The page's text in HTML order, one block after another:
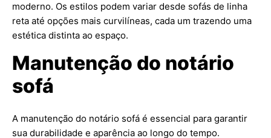
moderno. Os estilos podem variar desde sofás de linha
reta até opções mais curvilíneas, cada um trazendo uma
estética distinta ao espaço.
Manutenção do notário
sofá
A manutenção do notário sofá é essencial para garantir
sua durabilidade e aparência ao longo do tempo.